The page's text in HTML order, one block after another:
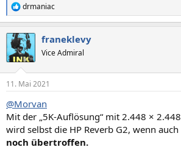
R
e
k
t
i
e
:
drmaniac
franeklevy
Vice Admiral
11. Mai 2021
@Morvan
Mit der „5K-Auflösung“ mit 2.448 ×
wird selbst die HP Reverb G2, wenn
noch übertroffen.